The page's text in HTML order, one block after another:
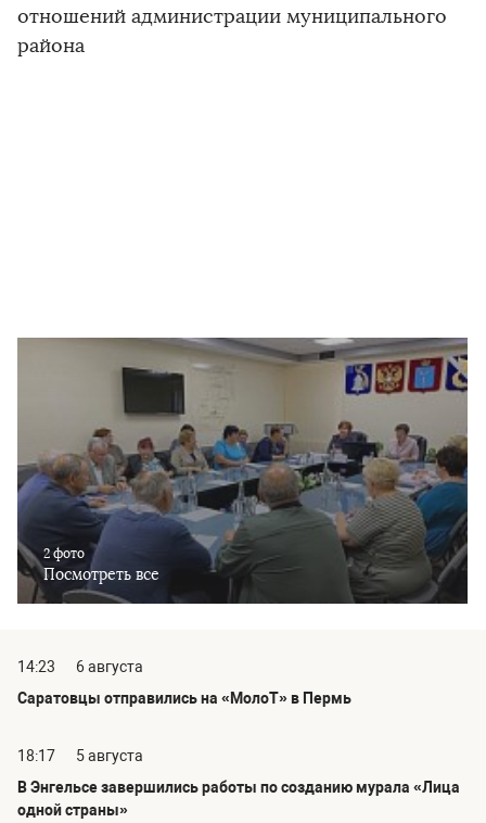
отношений администрации муниципального
района
2 фото
Посмотреть все
14:23
6 августа
Саратовцы отправились на «МолоТ» в Пермь
18:17
5 августа
В Энгельсе завершились работы по созданию мурала «Лица
одной страны»